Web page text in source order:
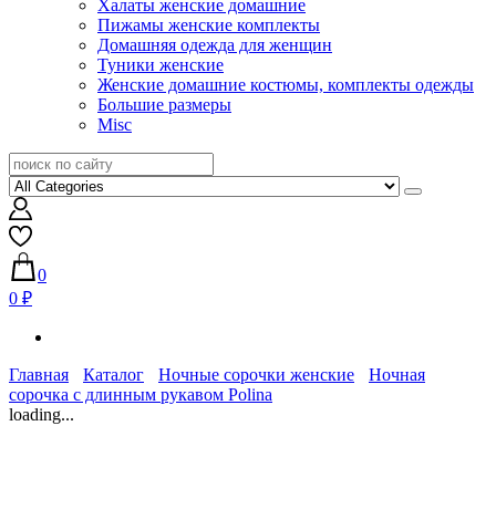
Халаты женские домашние
Пижамы женские комплекты
Домашняя одежда для женщин
Туники женские
Женские домашние костюмы, комплекты одежды
Большие размеры
Misc
0
0 ₽
Главная Каталог Ночные сорочки женские
Ночная
сорочка с длинным рукавом Polina
loading...